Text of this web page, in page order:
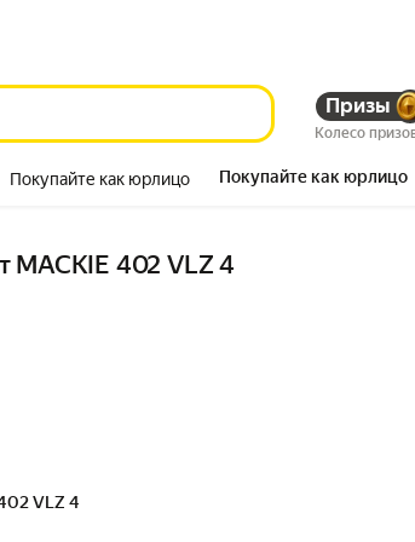
Призы
Колесо
Покупайте как юрлицо Покупайте как юрлицо
MACKIE 402 VLZ 4
VLZ 4